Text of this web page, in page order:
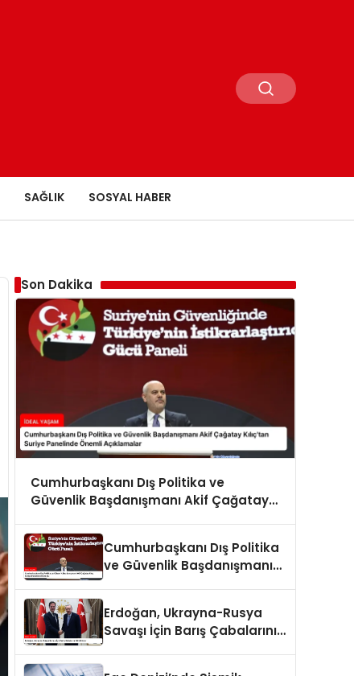
SAĞLIK SOSYAL HABER
Son Dakika
Cumhurbaşkanı Dış Politika ve
Güvenlik Başdanışmanı Akif Çağatay
Açıklamalar
Cumhurbaşkanı Dış Politika
ve Güvenlik Başdanışmanı
Erdoğan, Ukrayna-Rusya
Savaşı İçin Barış Çabalarını